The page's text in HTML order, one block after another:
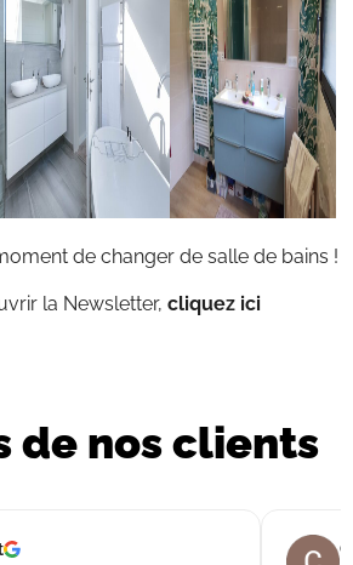
moment de changer de salle de bains !
la Newsletter, cliquez ici
de nos clients